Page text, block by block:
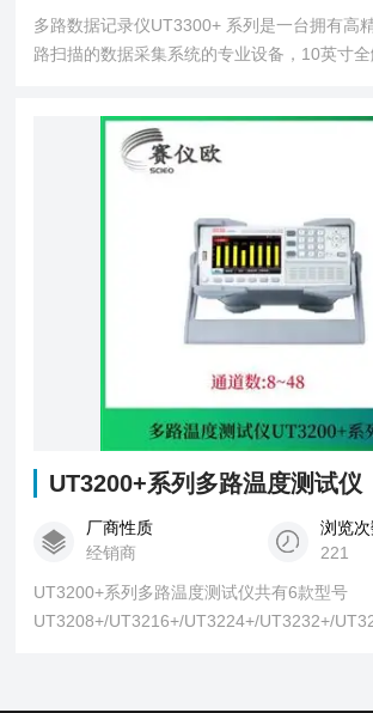
多路数据记录仪UT3300+ 系列是一台拥有高
路扫描的数据采集系统的专业设备，10英寸
丰富的测试测量解决方案。
UT3200+系列多路温度测试仪
厂商性质
经销商
浏览次
221
UT3200+系列多路温度测试仪共有6款型号
UT3208+/UT3216+/UT3224+/UT3232+/